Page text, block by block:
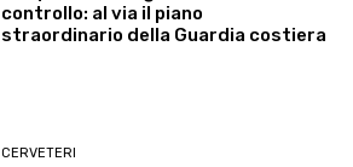
controllo: al via il piano
straordinario della Guardia costiera
CERVETERI